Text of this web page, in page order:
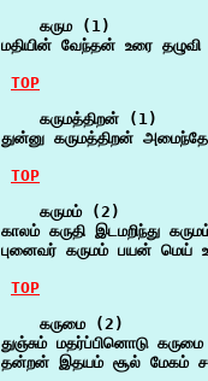
    கரும (1)
மதியின் வேந்தன் உரை
TOP
    கருமத்திறன் (1)
துன்னு கருமத்திறன்
TOP
    கருமம் (2)
காலம் கருதி இடமறிந்து
புனைவர் கருமம் பயன் மெய்
TOP
    கருமை (2)
துஞ்சும் மதர்ப்பினொடு
தன்றன் இதயம் சூல் மேகம்